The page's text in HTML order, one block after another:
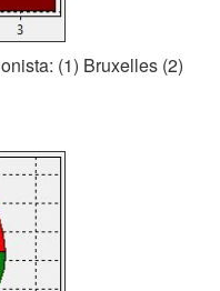
(1) Bruxelles (2)